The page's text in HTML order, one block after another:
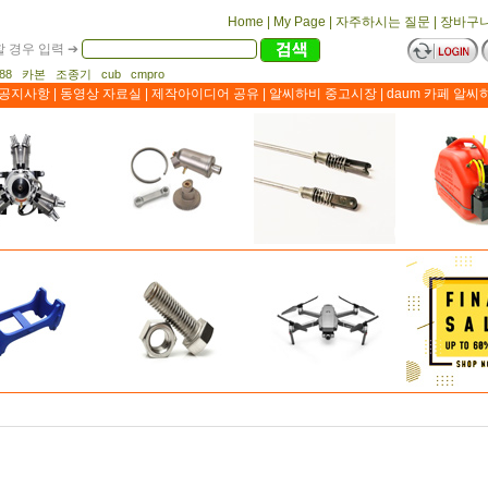
Home My Page 자주하시는 질문
장바구
경우 입력 ➔
카본 조종기 cub cmpro
공지사항 동영상 자료실 제작아이디어 공유 알씨하비 중고시장 daum 카페 알씨